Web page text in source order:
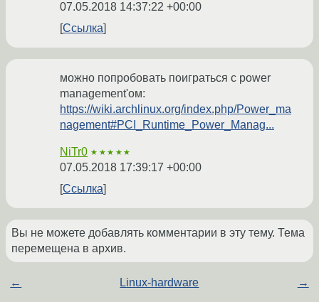
07.05.2018 14:37:22 +00:00
Ссылка
можно попробовать поиграться с power
management'ом:
https://wiki.archlinux.org/index.php/Power_ma
nagement#PCI_Runtime_Power_Manag...
NiTr0 ★★★★★
07.05.2018 17:39:17 +00:00
Ссылка
Вы не можете добавлять комментарии в эту тему. Тема
перемещена в архив.
← Linux-hardware →